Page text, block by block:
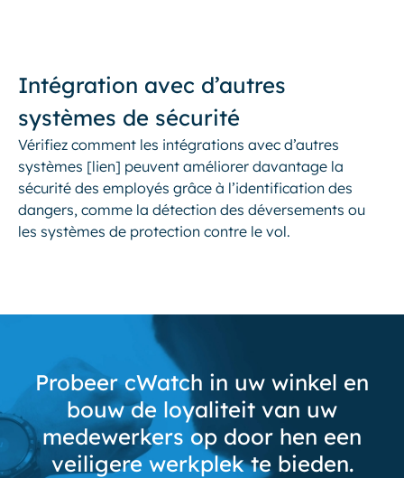
Intégration avec d’autres
systèmes de sécurité
Vérifiez comment les intégrations avec d’autres
systèmes [lien] peuvent améliorer davantage la
sécurité des employés grâce à l’identification des
dangers, comme la détection des déversements ou
les systèmes de protection contre le vol.
Probeer cWatch in uw winkel en
bouw de loyaliteit van uw
medewerkers op door hen een
veiligere werkplek te bieden.